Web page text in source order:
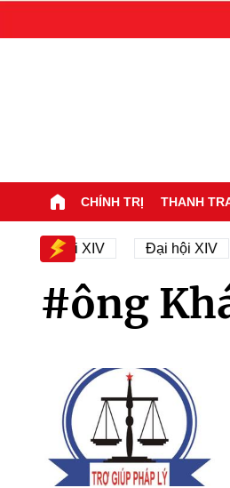
CHÍNH TRỊ THANH
sự Đại hội XIV Đại hội XIV
#ông